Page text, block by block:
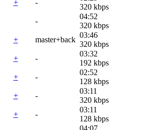
+ -
320 kbps
-
04:52
320 kbps
+ master+back
03:46
320 kbps
+ -
03:32
192 kbps
+ -
02:52
128 kbps
+ -
03:11
320 kbps
+ -
03:11
128 kbps
04:07